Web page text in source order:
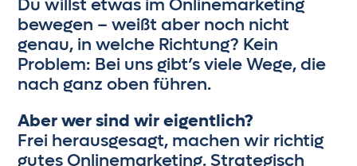
bewegen – weißt aber noch nicht
genau, in welche Richtung? Kein
Problem: Bei uns gibt’s viele Wege, die
nach ganz oben führen.
Aber wer sind wir eigentlich?
Frei herausgesagt, machen wir richtig
gutes Onlinemarketing. Strategisch